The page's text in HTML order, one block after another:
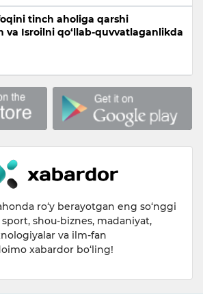
tinch aholiga qarshi
va Isroilni qo‘llab-quvvatlaganlikda
ro‘y berayotgan eng so‘nggi
shou-biznes, madaniyat,
va ilm-fan
xabardor bo‘ling!